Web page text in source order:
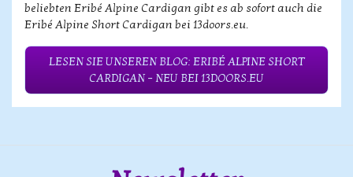
beliebten Eribé Alpine Cardigan gibt es ab sofort auch die
Eribé Alpine Short Cardigan bei 13doors.eu.
LESEN SIE UNSEREN BLOG: ERIBÉ ALPINE SHORT
CARDIGAN – NEU BEI 13DOORS.EU